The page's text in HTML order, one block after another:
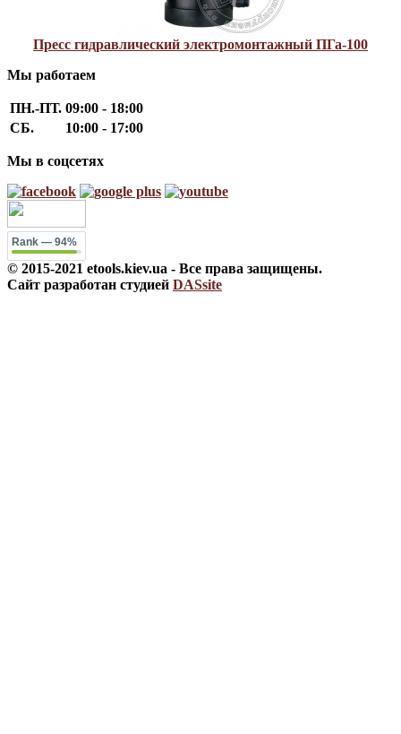
Пресс гидравлический электромонтажный ПГа-100
Мы работаем
ПН.-ПТ. 09:00 - 18:00
СБ.
10:00 - 17:00
Мы в соцсетях
Rank — 94%
© 2015-2021 etools.kiev.ua - Все права защищены.
Сайт разработан студией DASsite